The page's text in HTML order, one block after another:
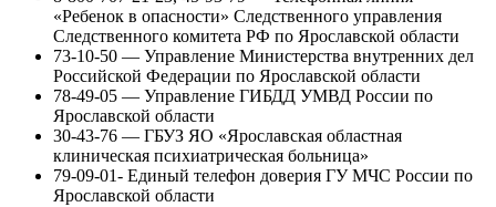
«Ребенок в опасности» Следственного управления
Следственного комитета РФ по Ярославской области
73-10-50 — Управление Министерства внутренних дел
Российской Федерации по Ярославской области
78-49-05 — Управление ГИБДД УМВД России по
Ярославской области
30-43-76 — ГБУЗ ЯО «Ярославская областная
клиническая психиатрическая больница»
79-09-01- Единый телефон доверия ГУ МЧС России по
Ярославской области